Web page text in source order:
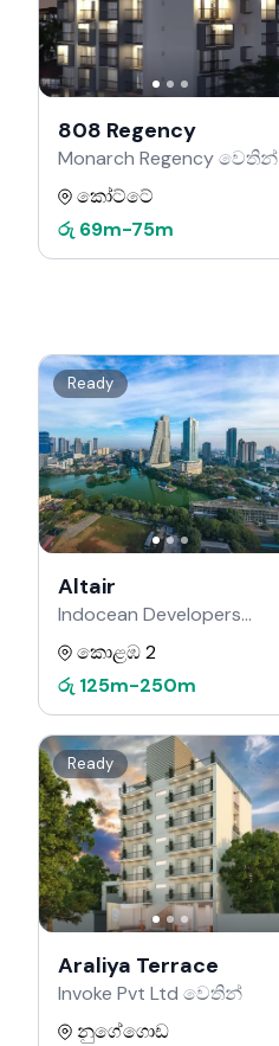
808 Regency
Monarch Regency වෙතින්
කෝට්ටේ
රු 69m-75m
Ready
Altair
Indocean Developers
වෙතින්
කොළඹ 2
රු 125m-250m
Ready
Araliya Terrace
Invoke Pvt Ltd වෙතින්
නුගේගොඩ